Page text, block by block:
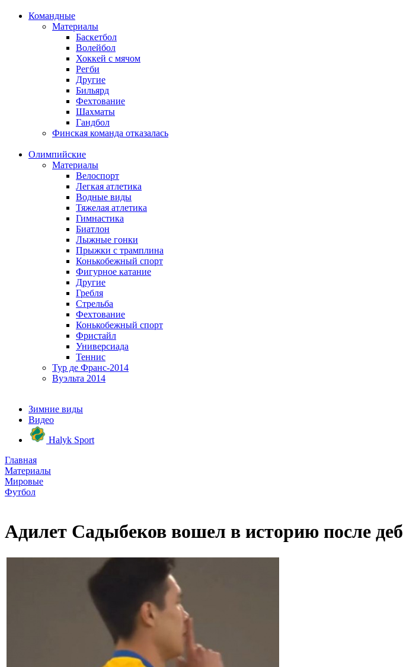
Командные
Материалы
Баскетбол
Волейбол
Хоккей с мячом
Регби
Другие
Бильярд
Фехтование
Шахматы
Гандбол
Финская команда отказалась
Олимпийские
Материалы
Велоспорт
Легкая атлетика
Водные виды
Тяжелая атлетика
Гимнастика
Биатлон
Лыжные гонки
Прыжки с трамплина
Конькобежный спорт
Фигурное катание
Другие
Гребля
Стрельба
Фехтование
Конькобежный спорт
Фристайл
Универсиада
Теннис
Тур де Франс-2014
Вуэльта 2014
Зимние виды
Видео
Halyk Sport
Главная
Материалы
Мировые
Футбол
Адилет Садыбеков вошел в историю после